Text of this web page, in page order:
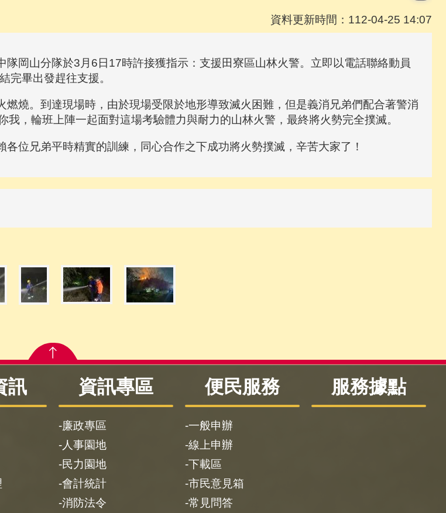
資料更新時間：112-04-25 14:07
岡山分隊於3月6日17時許接獲指示：支援田寮區山林火警。立即以電話聯絡動員
完畢出發趕往支援。
燒。到達現場時，由於現場受限於地形導致滅火困難，但是義消兄弟們配合著警消
我，輪班上陣一起面對這場考驗體力與耐力的山林火警，最終將火勢完全撲滅。
位兄弟平時精實的訓練，同心合作之下成功將火勢撲滅，辛苦大家了！
訊 資訊專區
廉政專區
人事園地
民力園地
會計統計
消防法令
便民服務
一般申辦
線上申辦
下載區
市民意見箱
常見問答
服務據點